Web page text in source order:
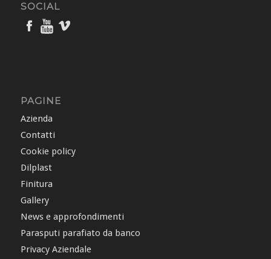
SOCIAL
PAGINE
Azienda
Contatti
Cookie policy
Dilplast
Finitura
Gallery
News e approfondimenti
Parasputi parafiato da banco
Privacy Aziendale